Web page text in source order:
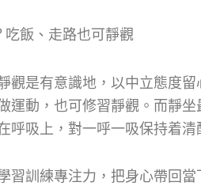
吃飯、走路也可靜觀
觀是有意識地，以中立態度
運動，也可修習靜觀。而靜
呼吸上，對一呼一吸保持着清
習訓練專注力，把身心帶回